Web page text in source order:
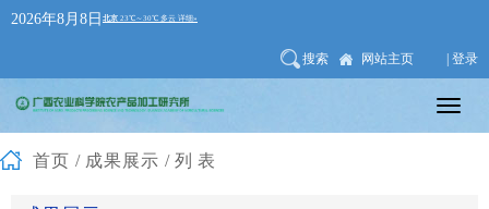
2026年8月8日
搜索 网站主页 | 登录
首页 / 成果展示 /列表